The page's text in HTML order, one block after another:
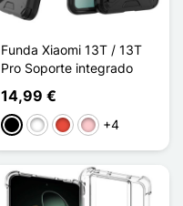
Funda Xiaomi 13T / 13T
Pro Soporte integrado
14,99 €
NegroBlancoRojoRosa+4